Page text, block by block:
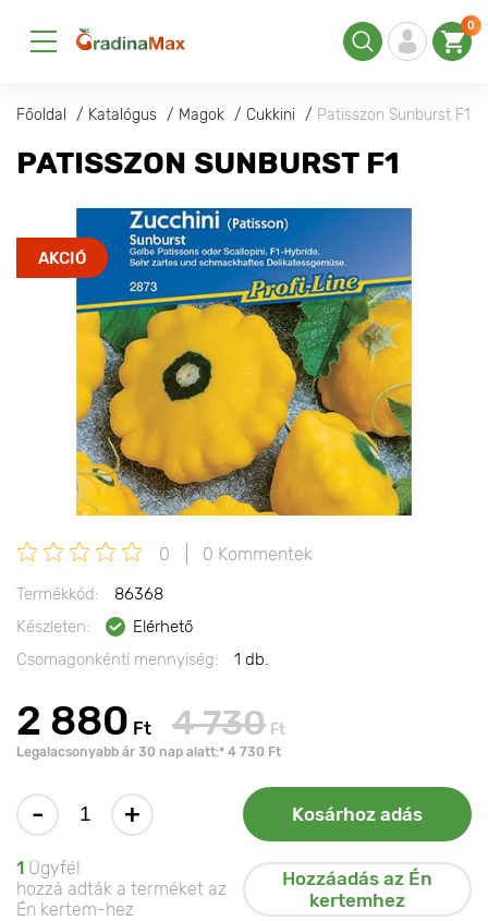
0
Főoldal Katalógus Magok Cukkini Patisszon Sunburst F1
PATISSZON SUNBURST F1
AKCIÓ
0 0 Kommentek
Termékkód:
86368
Készleten:
Elérhető
Csomagonkénti mennyiség:
1 db.
2 880 Ft 4 730 Ft
Legalacsonyabb ár 30 nap alatt:* 4 730 Ft
- + Kosárhoz adás
1 Ügyfél
hozzá adták a terméket az
Én kertem-hez
Hozzáadás az Én
kertemhez